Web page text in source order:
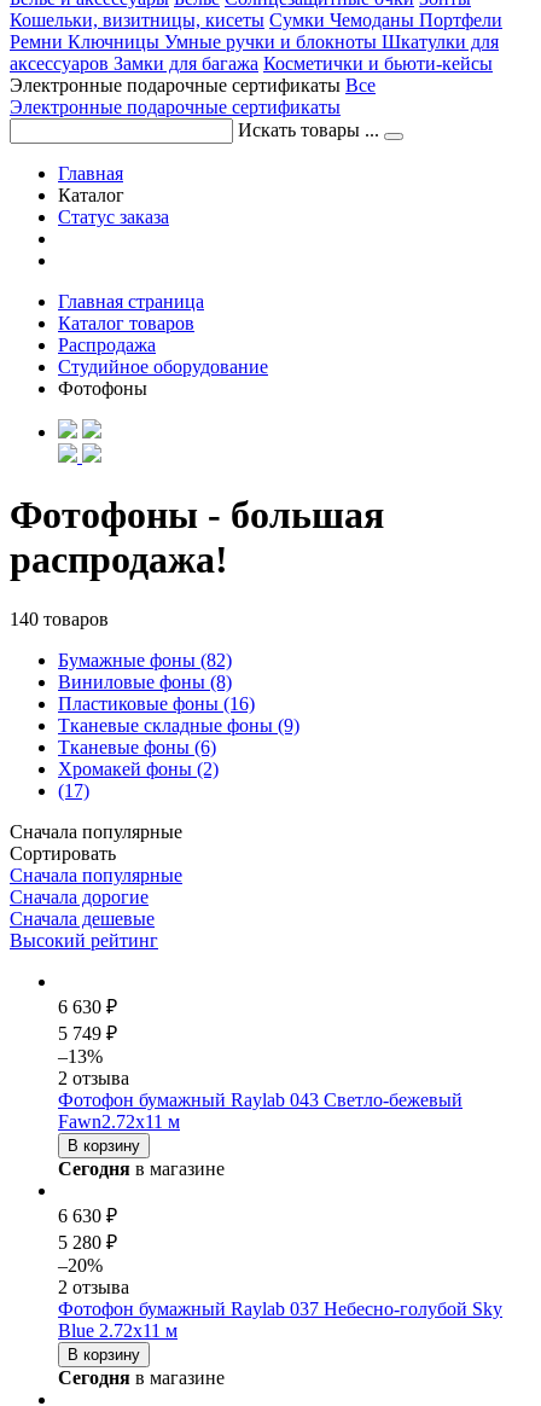
Кошельки, визитницы, кисеты Сумки Чемоданы Портфели
Ремни Ключницы Умные ручки и блокноты Шкатулки для
аксессуаров Замки для багажа Косметички и бьюти-кейсы
Электронные подарочные сертификаты Все
Электронные подарочные сертификаты
Искать товары ...
Главная
Каталог
Статус заказа
Главная страница
Каталог товаров
Распродажа
Студийное оборудование
Фотофоны
Фотофоны - большая
распродажа!
140 товаров
Бумажные фоны (82)
Виниловые фоны (8)
Пластиковые фоны (16)
Тканевые складные фоны (9)
Тканевые фоны (6)
Хромакей фоны (2)
(17)
Сначала популярные
Сортировать
Сначала популярные
Сначала дорогие
Сначала дешевые
Высокий рейтинг
6 630 ₽
5 749 ₽
–13%
2 отзыва
Фотофон бумажный Raylab 043 Светло-бежевый
Fawn2.72x11 м
В корзину
Сегодня в магазине
6 630 ₽
5 280 ₽
–20%
2 отзыва
Фотофон бумажный Raylab 037 Небесно-голубой Sky
Blue 2.72x11 м
В корзину
Сегодня в магазине